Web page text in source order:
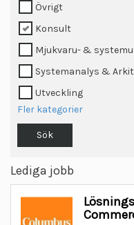
Övrigt
Konsult
Mjukvaru- &
Systemanalys &
Utveckling
Fler kategorier
Sök
Lediga jobb